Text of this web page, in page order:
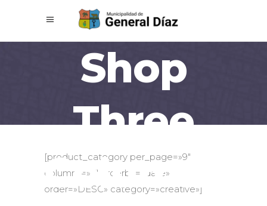
Shop
Three
Columns
[product_category per_page=»9″
columns=»3″ orderby=»date»
order=»DESC» category=»creative»]